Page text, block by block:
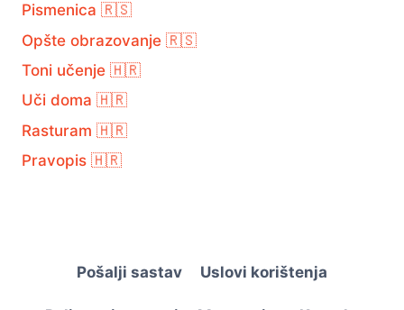
Pismenica 🇷🇸
Opšte obrazovanje 🇷🇸
Toni učenje 🇭🇷
Uči doma 🇭🇷
Rasturam 🇭🇷
Pravopis 🇭🇷
Pošalji sastav Uslovi korištenja